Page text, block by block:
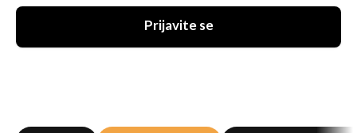
Prijavite se